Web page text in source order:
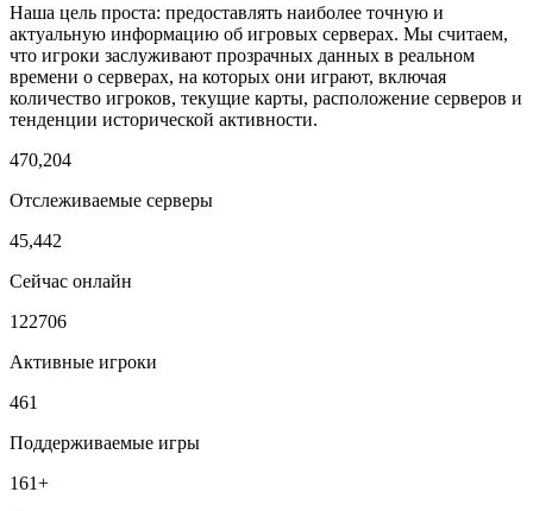
Наша цель проста: предоставлять наиболее точную и
актуальную информацию об игровых серверах. Мы считаем,
что игроки заслуживают прозрачных данных в реальном
времени о серверах, на которых они играют, включая
количество игроков, текущие карты, расположение серверов и
тенденции исторической активности.
470,204
Отслеживаемые серверы
45,442
Сейчас онлайн
122706
Активные игроки
461
Поддерживаемые игры
161+